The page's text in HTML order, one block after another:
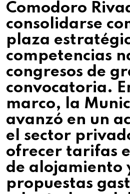
Comodoro
consolidarse
plaza
competencias
congresos de
convocatoria.
marco, la
avanzó en un
el sector
ofrecer tarifas
de alojamiento
propuestas